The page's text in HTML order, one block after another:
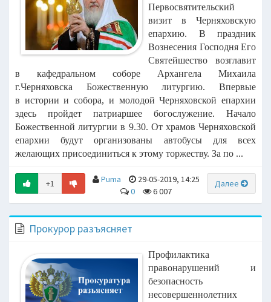
Первосвятительский
визит в Черняховскую
епархию. В праздник
Вознесения Господня Его
Святейшество возглавит
в кафедральном соборе Архангела Михаила
г.Черняховска Божественную литургию. Впервые
в истории и собора, и молодой Черняховской епархии
здесь пройдет патриаршее богослужение. Начало
Божественной литургии в 9.30. От храмов Черняховской
епархии будут организованы автобусы для всех
желающих присоединиться к этому торжеству. За по ...
+1 Далее
Puma
29-05-2019, 14:25
0
6 007
Прокурор разъясняет
Профилактика
правонарушений и
безопасность
несовершеннолетних